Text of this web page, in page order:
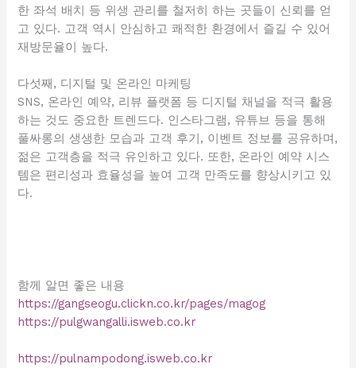
한 좌석 배치 등 위생 관리를 철저히 하는 곳들이 신뢰를 얻
고 있다. 고객 역시 안심하고 쾌적한 환경에서 즐길 수 있어
재방문율이 높다.
다섯째, 디지털 및 온라인 마케팅
SNS, 온라인 예약, 리뷰 플랫폼 등 디지털 채널을 적극 활용
하는 것도 중요한 트렌드다. 인스타그램, 유튜브 등을 통해
풀싸롱의 생생한 모습과 고객 후기, 이벤트 정보를 공유하며,
젊은 고객층을 적극 유인하고 있다. 또한, 온라인 예약 시스
템은 편리성과 효율성을 높여 고객 만족도를 향상시키고 있
다.
함께 알면 좋은 내용
https://gangseogu.clickn.co.kr/pages/magog
https://pulgwangalli.isweb.co.kr
https://pulnampodong.isweb.co.kr